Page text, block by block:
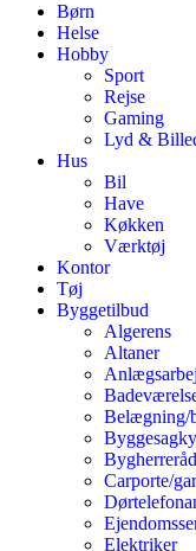
Børn
Helse
Hobby
Sport
Rejse
Gaming
Lyd &
Hus
Bil
Have
Køkken
Værktøj
Kontor
Tøj
Byggetilbud
Algerens
Altaner
Belægning/
Carporte/
Elektriker